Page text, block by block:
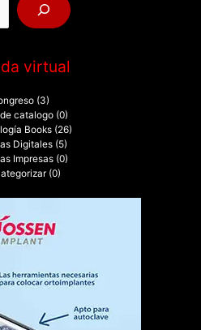
virtual
(3)
catalogo (0)
Books (26)
Digitales (5)
Impresas (0)
(0)